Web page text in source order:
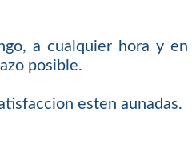
a cualquier hora y
posible.
esten aunadas.